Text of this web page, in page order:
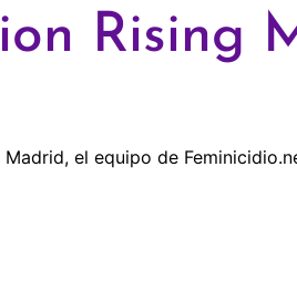
Rising
el equipo de